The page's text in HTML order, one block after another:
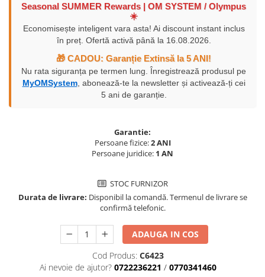
Seasonal SUMMER Rewards | OM SYSTEM / Olympus
☀️
Economisește inteligent vara asta! Ai discount instant inclus
în preț. Ofertă activă până la 16.08.2026.
🎁 CADOU: Garanție Extinsă la 5 ANI!
Nu rata siguranța pe termen lung. Înregistrează produsul pe
MyOMSystem, abonează-te la newsletter și activează-ți cei
5 ani de garanție.
Garantie:
Persoane fizice:2 ANI
Persoane juridice: 1 AN
STOC FURNIZOR
Durata de livrare: Disponibil la comandă. Termenul de livrare se
confirmă telefonic.
ADAUGA IN COS
Cod Produs: C6423
Ai nevoie de ajutor? 0722236221 / 0770341460